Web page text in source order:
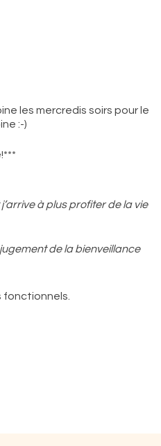
les mercredis soirs pour le
:-)
à plus profiter de la vie
de la bienveillance